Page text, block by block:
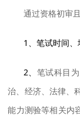
通过资格初审
1、笔试时间、
2、 笔试科目
治、经济、法律、
能力测验等相关内